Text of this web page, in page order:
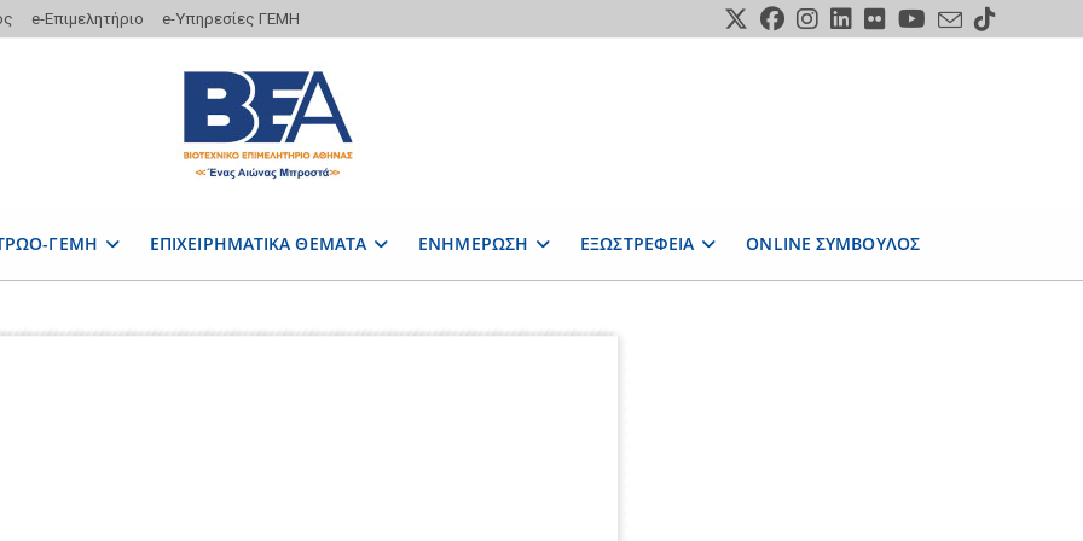
e-Επιμελητήριο e-Υπηρεσίες ΓΕΜΗ
ΓΕΜΗ ΕΠΙΧΕΙΡΗΜΑΤΙΚΑ ΘΕΜΑΤΑ ΕΝΗΜΕΡΩΣΗ ΕΞΩΣΤΡΕΦΕΙΑ ONLINE ΣΥΜΒΟΥΛΟΣ